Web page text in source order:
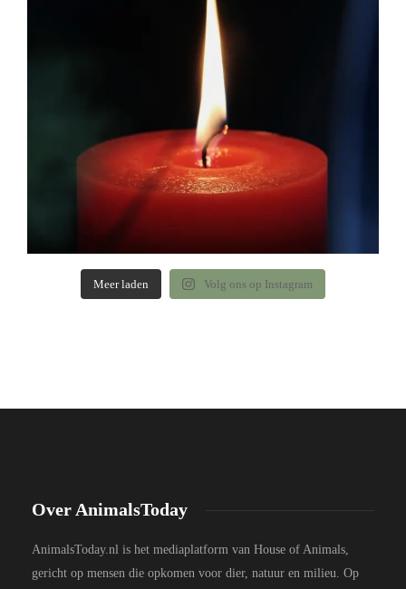
Meer laden Volg ons op Instagram
Over AnimalsToday
AnimalsToday.nl is het mediaplatform van House of Animals,
gericht op mensen die opkomen voor dier, natuur en milieu. Op